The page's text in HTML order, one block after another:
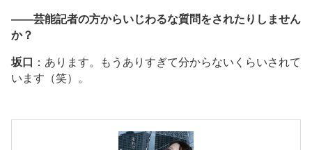
――芸能記者の方からいじわるな質問をされたりしません
か？
坂口 ：あります。もうありすぎて分からないくらいされて
います（笑）。